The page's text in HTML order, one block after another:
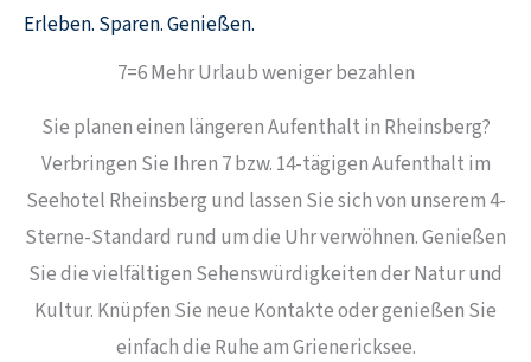
Erleben. Sparen. Genießen.
7=6 Mehr Urlaub weniger bezahlen
Sie planen einen längeren Aufenthalt in Rheinsberg?
Verbringen Sie Ihren 7 bzw. 14-tägigen Aufenthalt im
Seehotel Rheinsberg und lassen Sie sich von unserem 4-
Sterne-Standard rund um die Uhr verwöhnen. Genießen
Sie die vielfältigen Sehenswürdigkeiten der Natur und
Kultur. Knüpfen Sie neue Kontakte oder genießen Sie
einfach die Ruhe am Grienericksee.